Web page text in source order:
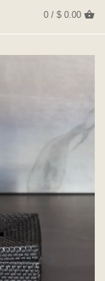
0 / $ 0.00